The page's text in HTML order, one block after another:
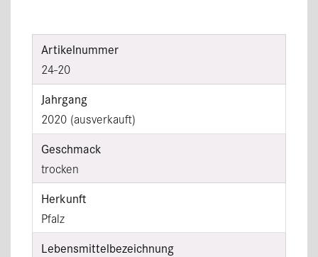
Artikelnummer
24-20
Jahrgang
2020 (ausverkauft)
Geschmack
trocken
Herkunft
Pfalz
Lebensmittel­bezeichnung